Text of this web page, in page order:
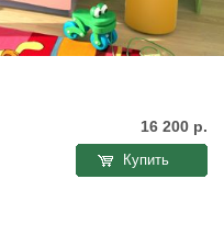
16 200 р.
Купить